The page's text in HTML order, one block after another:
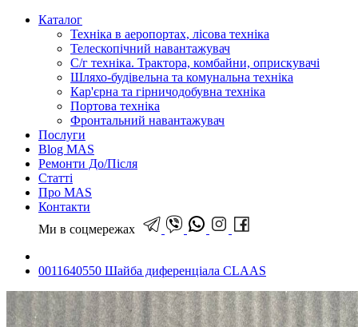
Каталог
Техніка в аеропортах, лісова техніка
Телескопічний навантажувач
С/г техніка. Трактора, комбайни, оприскувачі
Шляхо-будівельна та комунальна техніка
Кар'єрна та гірничодобувна техніка
Портова техніка
Фронтальний навантажувач
Послуги
Blog MAS
Ремонти До/Після
Статті
Про MAS
Контакти
Ми в соцмережах
0011640550 Шайба диференціала CLAAS